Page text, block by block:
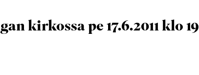
kirkossa pe 17.6.2011 klo 19